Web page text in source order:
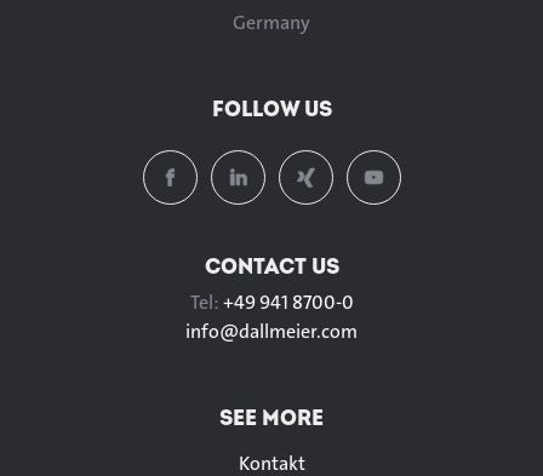
Germany
FOLLOW US
CONTACT US
Tel:+49 941 8700-0
info@dallmeier.com
SEE MORE
Kontakt